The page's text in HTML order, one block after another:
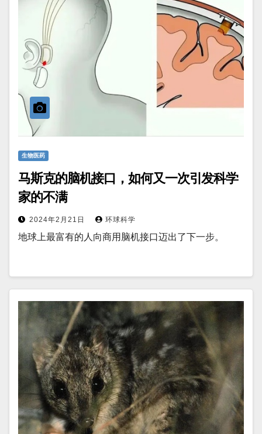
生物医药
马斯克的脑机接口，如何又一次引发科学
家的不满
2024年2月21日 环球科学
地球上最富有的人向商用脑机接口迈出了下一步。